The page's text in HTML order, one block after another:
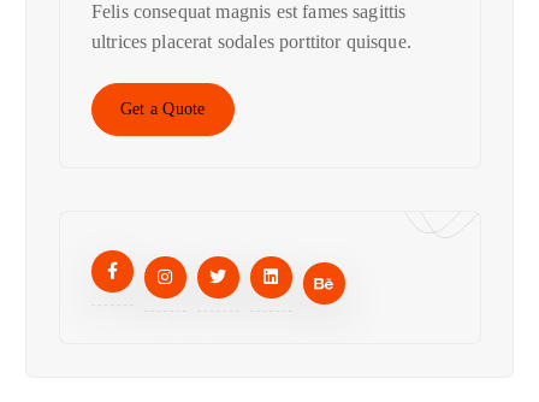
Felis consequat magnis est fames sagittis
ultrices placerat sodales porttitor quisque.
Get a Quote